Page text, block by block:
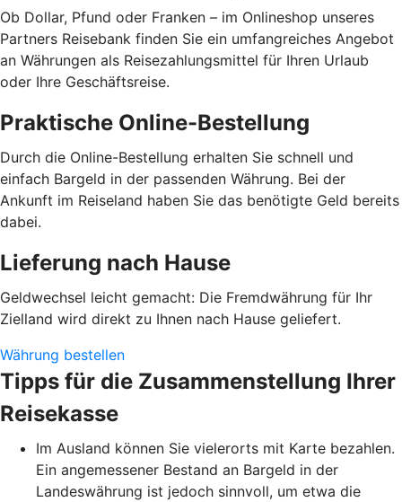
Ob Dollar, Pfund oder Franken – im Onlineshop unseres
Partners Reisebank finden Sie ein umfangreiches Angebot
an Währungen als Reisezahlungsmittel für Ihren Urlaub
oder Ihre Geschäftsreise.
Praktische Online-Bestellung
Durch die Online-Bestellung erhalten Sie schnell und
einfach Bargeld in der passenden Währung. Bei der
Ankunft im Reiseland haben Sie das benötigte Geld bereits
dabei.
Lieferung nach Hause
Geldwechsel leicht gemacht: Die Fremdwährung für Ihr
Zielland wird direkt zu Ihnen nach Hause geliefert.
Währung bestellen
Tipps für die Zusammenstellung Ihrer
Reisekasse
Im Ausland können Sie vielerorts mit Karte bezahlen.
Ein angemessener Bestand an Bargeld in der
Landeswährung ist jedoch sinnvoll, um etwa die